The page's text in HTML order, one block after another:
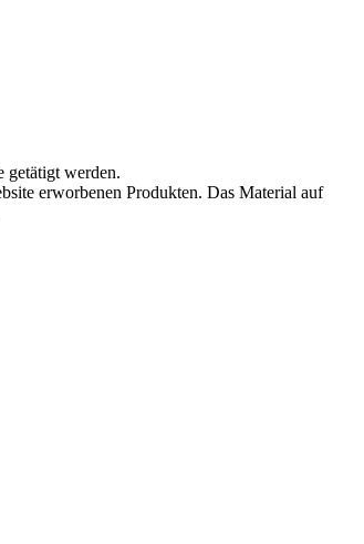
getätigt werden.
erworbenen Produkten. Das Material auf